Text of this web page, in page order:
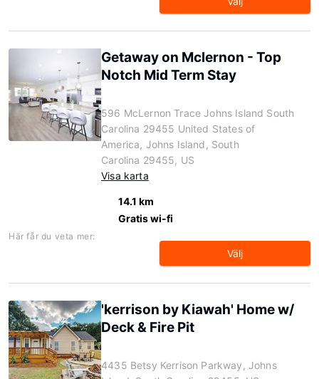
Getaway on Mclernon - Top
Notch Mid Term Stay
596 McLernon Trace Johns Island South
Carolina 29455 United States of
America, Johns Island, South
Carolina 29455, US
Visa karta
14.1 km
Gratis wi-fi
Här får du veta mer:
Välj
'kerrison by Kiawah' Home w/
Deck & Fire Pit
4435 Betsy Kerrison Parkway, Johns